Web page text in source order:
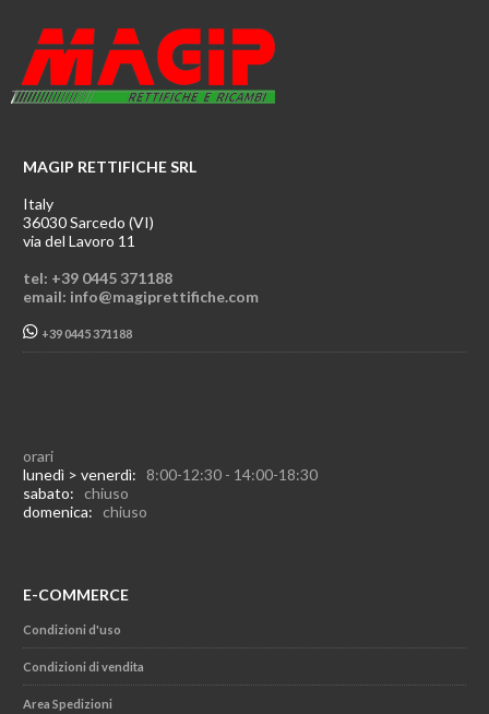
MAGIP RETTIFICHE SRL
Italy
36030 Sarcedo (VI)
via del Lavoro 11
tel: +39 0445 371188
email: info@magiprettifiche.com
+39 0445 371188
orari
lunedì > venerdì: 8:00-12:30 - 14:00-18:30
sabato: chiuso
domenica: chiuso
E-COMMERCE
Condizioni d'uso
Condizioni di vendita
Area Spedizioni